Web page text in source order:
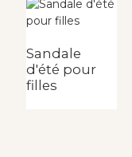
Sandale
d'été pour
filles